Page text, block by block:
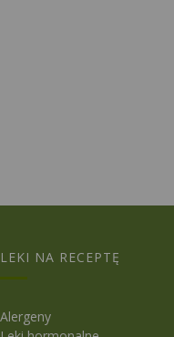
LEKI NA RECEPTĘ
Alergeny